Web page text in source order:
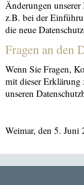
Änderungen
z.B. bei der
die neue
Fragen an den
Wenn Sie Fragen,
mit dieser Erklärung
unseren
Weimar, den 5. Juni